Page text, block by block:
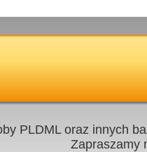
PLDML oraz innych
Zapraszamy